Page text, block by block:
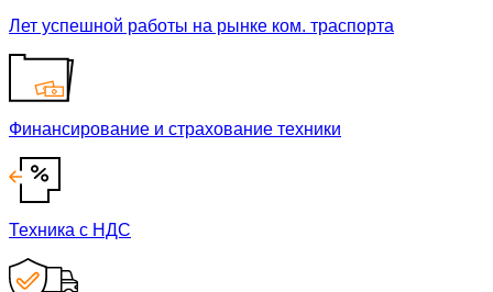
Лет успешной работы на рынке ком. траспорта
Финансирование и страхование техники
Техника с НДС